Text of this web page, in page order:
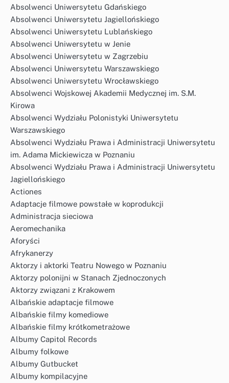
Absolwenci Uniwersytetu Gdańskiego
Absolwenci Uniwersytetu Jagiellońskiego
Absolwenci Uniwersytetu Lublańskiego
Absolwenci Uniwersytetu w Jenie
Absolwenci Uniwersytetu w Zagrzebiu
Absolwenci Uniwersytetu Warszawskiego
Absolwenci Uniwersytetu Wrocławskiego
Absolwenci Wojskowej Akademii Medycznej im. S.M.
Kirowa
Absolwenci Wydziału Polonistyki Uniwersytetu
Warszawskiego
Absolwenci Wydziału Prawa i Administracji Uniwersytetu
im. Adama Mickiewicza w Poznaniu
Absolwenci Wydziału Prawa i Administracji Uniwersytetu
Jagiellońskiego
Actiones
Adaptacje filmowe powstałe w koprodukcji
Administracja sieciowa
Aeromechanika
Aforyści
Afrykanerzy
Aktorzy i aktorki Teatru Nowego w Poznaniu
Aktorzy polonijni w Stanach Zjednoczonych
Aktorzy związani z Krakowem
Albańskie adaptacje filmowe
Albańskie filmy komediowe
Albańskie filmy krótkometrażowe
Albumy Capitol Records
Albumy folkowe
Albumy Gutbucket
Albumy kompilacyjne